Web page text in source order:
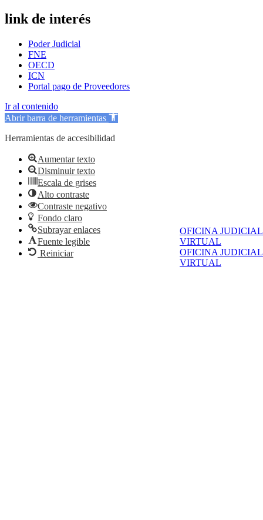
OFICINA JUDICIAL
VIRTUAL
OFICINA JUDICIAL
VIRTUAL
link de interés
Poder Judicial
FNE
OECD
ICN
Portal pago de Proveedores
Ir al contenido
Abrir barra de herramientas
Herramientas de accesibilidad
Aumentar texto
Disminuir texto
Escala de grises
Alto contraste
Contraste negativo
Fondo claro
Subrayar enlaces
Fuente legible
Reiniciar